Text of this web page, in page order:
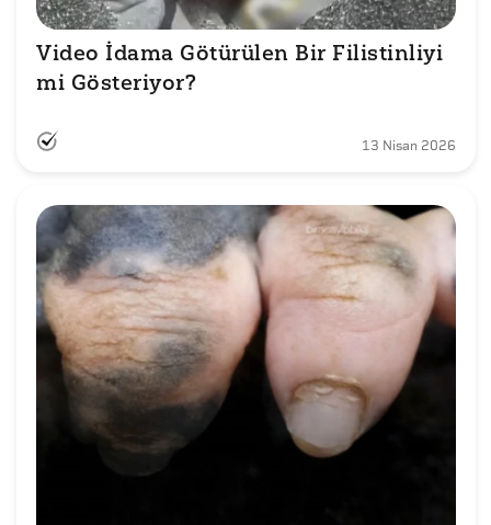
Video İdama Götürülen Bir Filistinliyi
mi Gösteriyor?
13 Nisan 2026